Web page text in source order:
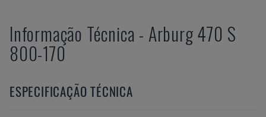
Informação Técnica - Arburg470 S
800-170
ESPECIFICAÇÃO TÉCNICA